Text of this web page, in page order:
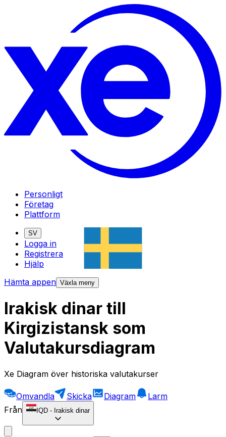
Personligt
Företag
Plattform
SV
Logga in
Registrera
Hjälp
Hämta appen Växla meny
Irakisk dinar till
Kirgizistansk som
Valutakursdiagram
Xe Diagram över historiska valutakurser
Omvandla Skicka Diagram
Larm
Från
IQD - Irakisk dinar